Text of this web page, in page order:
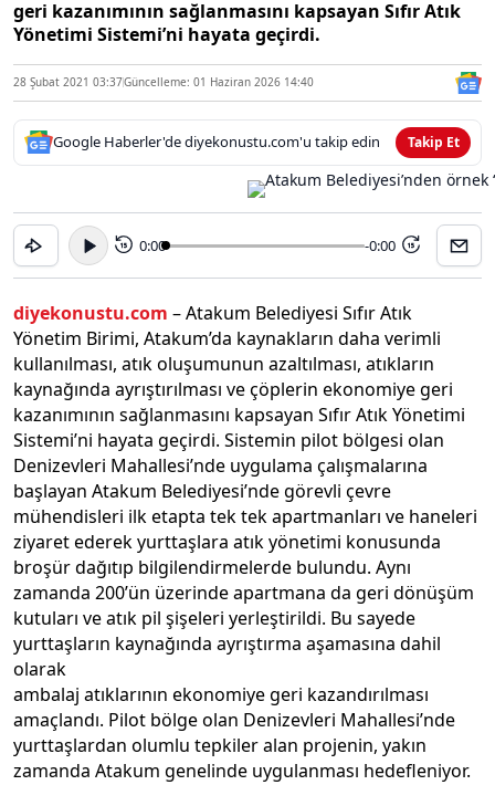
geri kazanımının sağlanmasını kapsayan Sıfır Atık
Yönetimi Sistemi’ni hayata geçirdi.
28 Şubat 2021 03:37Güncelleme: 01 Haziran 2026 14:40
Google Haberler'de diyekonustu.com'u takip edin Takip Et
15 0:00 -0:00 15
diyekonustu.com – Atakum Belediyesi Sıfır Atık
Yönetim Birimi, Atakum’da kaynakların daha verimli
kullanılması, atık oluşumunun azaltılması, atıkların
kaynağında ayrıştırılması ve çöplerin ekonomiye geri
kazanımının sağlanmasını kapsayan Sıfır Atık Yönetimi
Sistemi’ni hayata geçirdi. Sistemin pilot bölgesi olan
Denizevleri Mahallesi’nde uygulama çalışmalarına
başlayan Atakum Belediyesi’nde görevli çevre
mühendisleri ilk etapta tek tek apartmanları ve haneleri
ziyaret ederek yurttaşlara atık yönetimi konusunda
broşür dağıtıp bilgilendirmelerde bulundu. Aynı
zamanda 200’ün üzerinde apartmana da geri dönüşüm
kutuları ve atık pil şişeleri yerleştirildi. Bu sayede
yurttaşların kaynağında ayrıştırma aşamasına dahil
olarak
ambalaj atıklarının ekonomiye geri kazandırılması
amaçlandı. Pilot bölge olan Denizevleri Mahallesi’nde
yurttaşlardan olumlu tepkiler alan projenin, yakın
zamanda Atakum genelinde uygulanması hedefleniyor.